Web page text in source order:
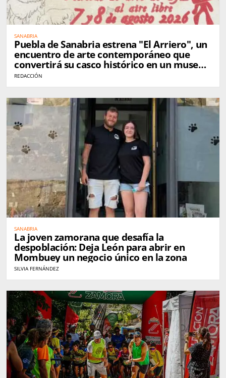
SANABRIA
Puebla de Sanabria estrena "El Arriero", un
encuentro de arte contemporáneo que
convertirá su casco histórico en un museo
al aire libre
REDACCIÓN
SANABRIA
La joven zamorana que desafía la
despoblación: Deja León para abrir en
Mombuey un negocio único en la zona
SILVIA FERNÁNDEZ